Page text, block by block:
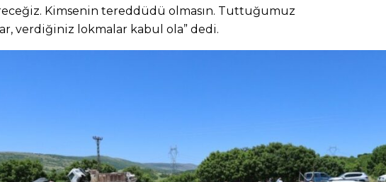
Kimsenin tereddüdü olmasın. Tuttuğumuz
verdiğiniz lokmalar kabul ola” dedi.